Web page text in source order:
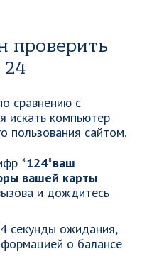
проверить
24
сравнению с
искать компьютер
пользования сайтом.
*124*ваш
вашей карты
и дождитесь
секунды ожидания,
о балансе